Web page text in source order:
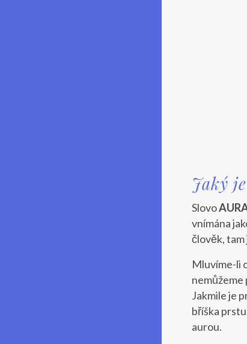
Jaký
Slovo
vnímána
člověk,
Mluvíme-li
nemůžeme
Jakmile je
bříška
aurou.